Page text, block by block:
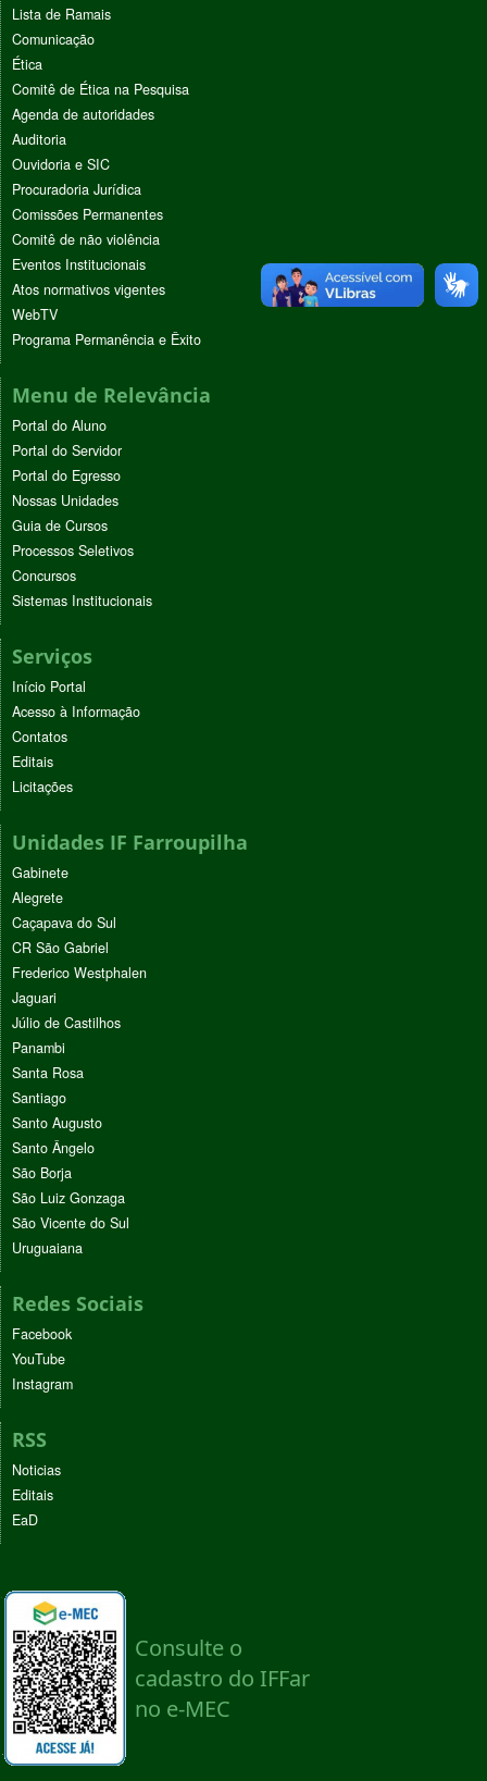
Lista de Ramais
Comunicação
Ética
Comitê de Ética na Pesquisa
Agenda de autoridades
Auditoria
Ouvidoria e SIC
Procuradoria Jurídica
Comissões Permanentes
Comitê de não violência
Eventos Institucionais
Atos normativos vigentes
WebTV
Programa Permanência e Êxito
Menu de Relevância
Portal do Aluno
Portal do Servidor
Portal do Egresso
Nossas Unidades
Guia de Cursos
Processos Seletivos
Concursos
Sistemas Institucionais
Serviços
Início Portal
Acesso à Informação
Contatos
Editais
Licitações
Unidades IF Farroupilha
Gabinete
Alegrete
Caçapava do Sul
CR São Gabriel
Frederico Westphalen
Jaguari
Júlio de Castilhos
Panambi
Santa Rosa
Santiago
Santo Augusto
Santo Ângelo
São Borja
São Luiz Gonzaga
São Vicente do Sul
Uruguaiana
Redes Sociais
Facebook
YouTube
Instagram
RSS
Noticias
Editais
EaD